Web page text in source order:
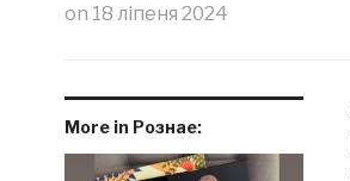
on 18 ліпеня 2024
More in Рознае: